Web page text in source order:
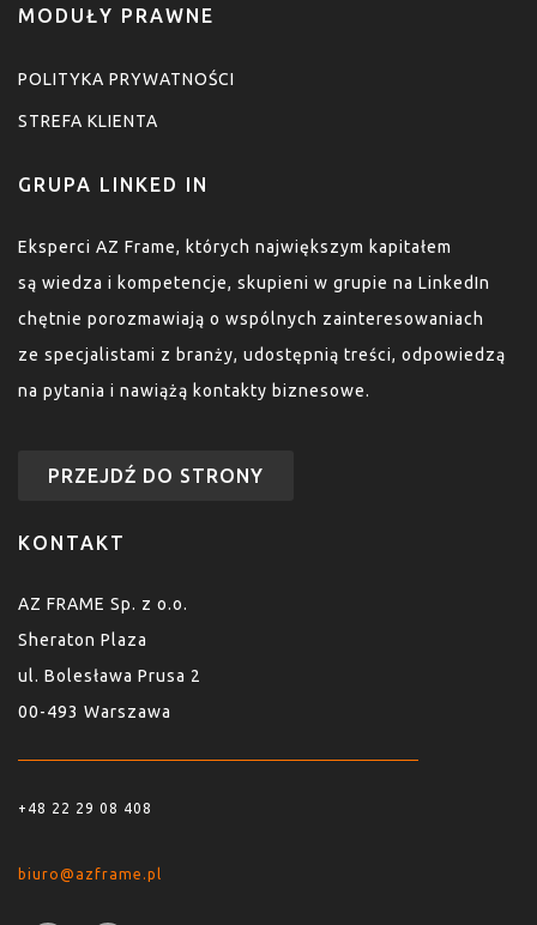
MODUŁY PRAWNE
POLITYKA PRYWATNOŚCI
STREFA KLIENTA
GRUPA LINKED IN
Eksperci AZ Frame, których największym kapitałem
są wiedza i kompetencje, skupieni w grupie na LinkedIn
chętnie porozmawiają o wspólnych zainteresowaniach
ze specjalistami z branży, udostępnią treści, odpowiedzą
na pytania i nawiążą kontakty biznesowe.
PRZEJDŹ DO STRONY
KONTAKT
AZ FRAME Sp. z o.o.
Sheraton Plaza
ul. Bolesława Prusa 2
00-493 Warszawa
+48 22 29 08 408
biuro@azframe.pl